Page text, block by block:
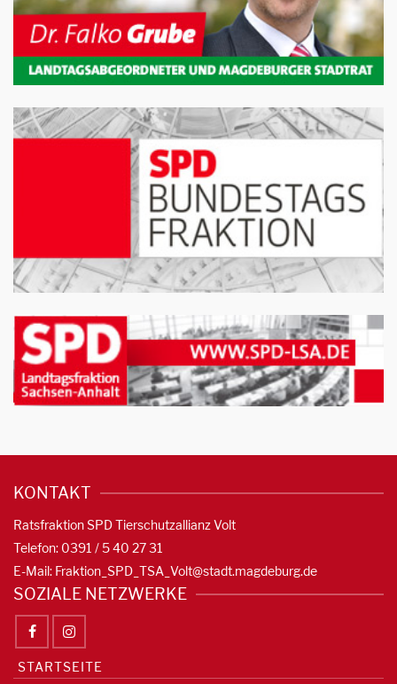
KONTAKT
Ratsfraktion SPD Tierschutzallianz Volt
Telefon: 0391 / 5 40 27 31
E-Mail: Fraktion_SPD_TSA_Volt@stadt.magdeburg.de
SOZIALE NETZWERKE
STARTSEITE